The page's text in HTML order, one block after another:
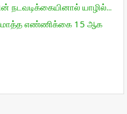
நடவடிக்கையினால் யாழில்...
மொத்த எண்ணிக்கை 15 ஆக